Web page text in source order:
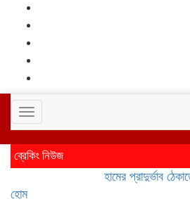
Toggle
navigation
ব্রেকিং নিউজ
হামের প্রাদুর্ভাব ঠেকাতে
হোম